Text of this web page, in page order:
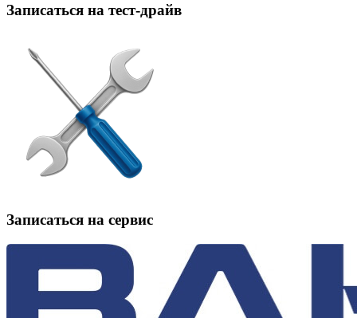
Записаться на тест-драйв
Записаться на сервис